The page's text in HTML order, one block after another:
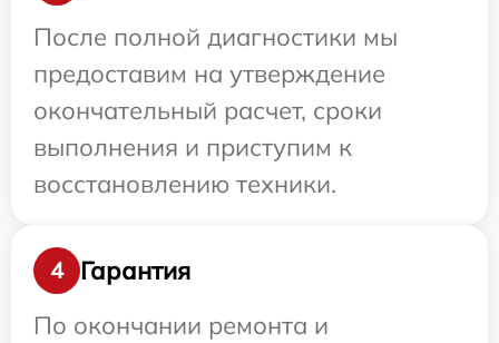
После полной диагностики мы
предоставим на утверждение
окончательный расчет, сроки
выполнения и приступим к
восстановлению техники.
4
Гарантия
По окончании ремонта и